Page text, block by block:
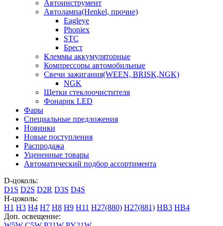
Автоинструмент
Автолампа(Henkel, прочие)
Eagleye
Phoniex
STC
Брест
Клеммы аккумуляторные
Компрессоры автомобильные
Свечи зажигания(WEEN, BRISK,NGK)
NGK
Щетки стеклоочистителя
Фонарик LED
Фары
Специальные предложения
Новинки
Новые поступления
Распродажа
Уцененные товары
Автоматический подбор ассортимента
D-цоколь:
D1S D2S D2R D3S D4S
H-цоколь:
H1 H3 H4 H7 H8 H9 H11 H27(880) H27(881) HB3 HB4
Доп. освещение: